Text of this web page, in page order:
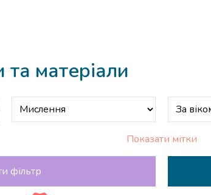
та матеріали
Показати мітки
фільтр